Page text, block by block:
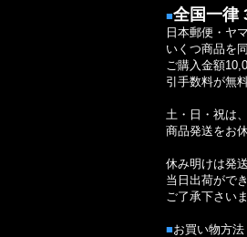
■全国一律
日本郵便・ヤ
いくつ商品を
ご購入金額
引手数料が無
土・日・祝は、
商品発送をお
休み明けは発
当日出荷がで
ご了承下さいま
■お買い物方法